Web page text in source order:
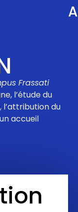
Frassati
l’étude du
l’attribution du
accueil